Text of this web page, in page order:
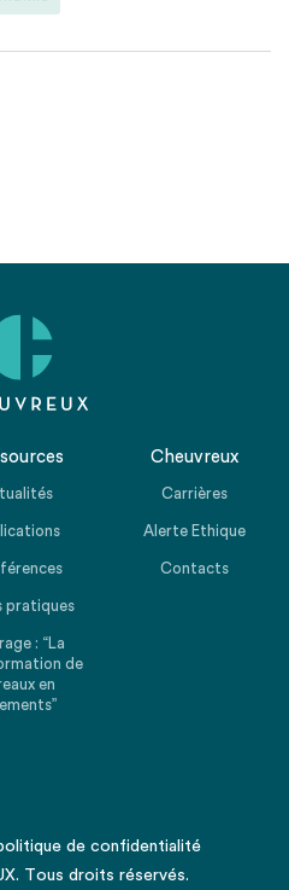
pratiques
: “La
de
en
Cheuvreux
Carrières
Alerte Ethique
Contacts
de confidentialité
Tous droits réservés.